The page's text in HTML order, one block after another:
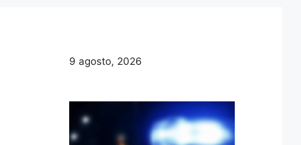
9 agosto, 2026